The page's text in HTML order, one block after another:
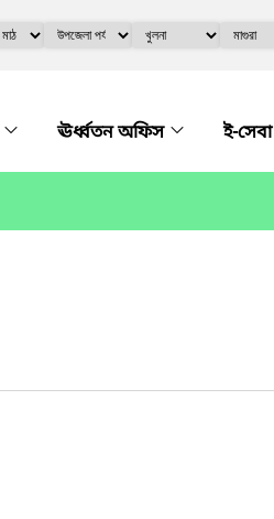
ঊর্ধ্বতন অফিস ই-সেবা